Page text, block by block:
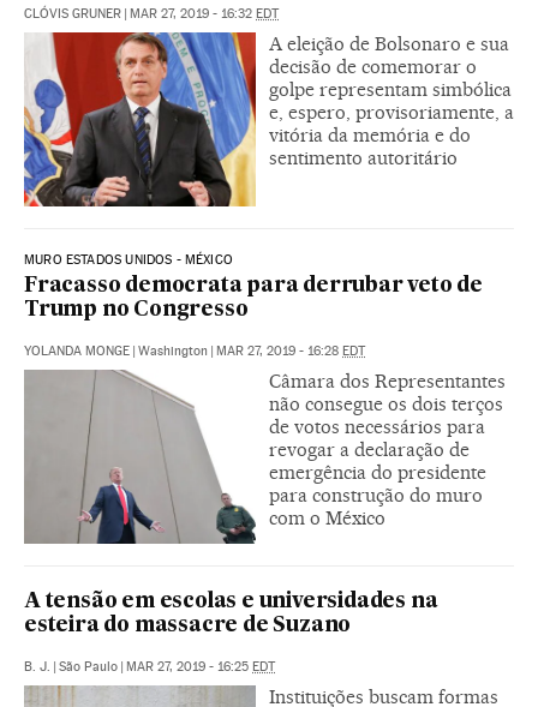
CLÓVIS GRUNER | MAR 27, 2019 - 16:32 EDT
A eleição de Bolsonaro e sua
decisão de comemorar o
golpe representam simbólica
e, espero, provisoriamente, a
vitória da memória e do
sentimento autoritário
MURO ESTADOS UNIDOS - MÉXICO
Fracasso democrata para derrubar veto de
Trump no Congresso
YOLANDA MONGE | Washington | MAR 27, 2019 - 16:28 EDT
Câmara dos Representantes
não consegue os dois terços
de votos necessários para
revogar a declaração de
emergência do presidente
para construção do muro
com o México
A tensão em escolas e universidades na
esteira do massacre de Suzano
B. J. | São Paulo | MAR 27, 2019 - 16:25 EDT
Instituições buscam formas